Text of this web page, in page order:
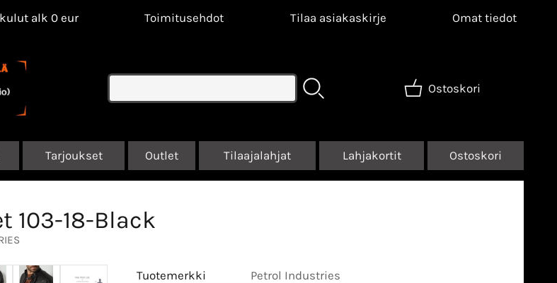
alk 0 eur Toimitusehdot Tilaa asiakaskirje Omat tiedot
Ostoskori
Tarjoukset Outlet Tilaajalahjat Lahjakortit Ostoskori
103-18-Black
Tuotemerkki
Petrol Industries